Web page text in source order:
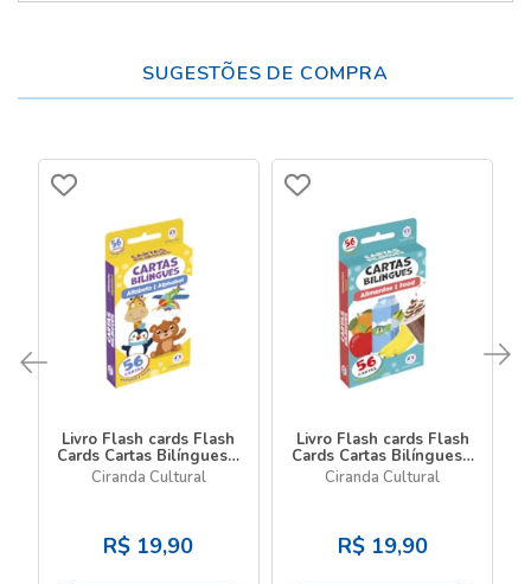
SUGESTÕES DE COMPRA
Livro Flash cards Flash
Cards Cartas Bilíngues -
Alfabeto - Alphabet
Ciranda Cultural
R$ 19,90
Livro Flash cards Flash
Cards Cartas Bilíngues -
Alimentos - Food
Ciranda Cultural
R$ 19,90